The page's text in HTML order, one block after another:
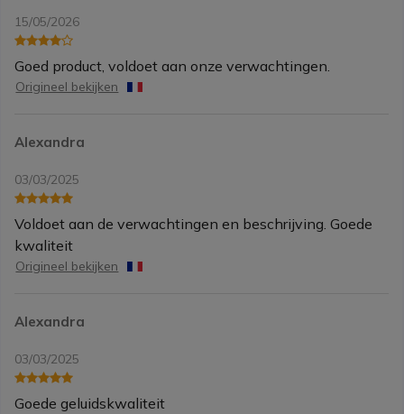
15/05/2026
Goed product, voldoet aan onze verwachtingen.
Origineel bekijken
Alexandra
03/03/2025
Voldoet aan de verwachtingen en beschrijving. Goede
kwaliteit
Origineel bekijken
Alexandra
03/03/2025
Goede geluidskwaliteit